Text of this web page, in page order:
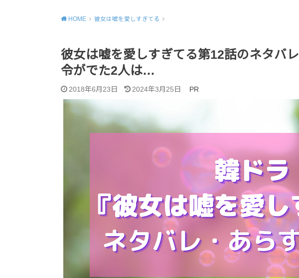
HOME 彼女は嘘を愛しすぎてる
彼女は嘘を愛しすぎてる第12話のネタバ
令がでた2人は…
2018年6月23日 2024年3月25日 PR